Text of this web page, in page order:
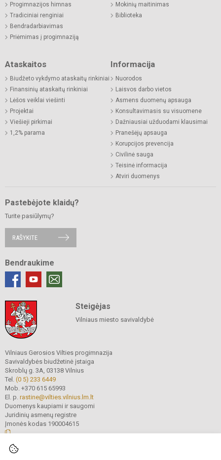
Progimnazijos himnas
Tradiciniai renginiai
Bendradarbiavimas
Priėmimas į progimnaziją
Mokinių maitinimas
Biblioteka
Ataskaitos
Biudžeto vykdymo ataskaitų rinkiniai
Finansinių ataskaitų rinkiniai
Lėšos veiklai viešinti
Projektai
Viešieji pirkimai
1,2% parama
Informacija
Nuorodos
Laisvos darbo vietos
Asmens duomenų apsauga
Konsultavimasis su visuomene
Dažniausiai užduodami klausimai
Pranešėjų apsauga
Korupcijos prevencija
Civilinė sauga
Teisinė informacija
Atviri duomenys
Pastebėjote klaidų?
Turite pasiūlymų?
RAŠYKITE
Bendraukime
Steigėjas
Vilniaus miesto savivaldybė
Vilniaus Gerosios Vilties progimnazija
Savivaldybės biudžetinė įstaiga
Skroblų g. 3A, 03138 Vilnius
Tel. (0 5) 233 6449
Mob. +370 615 65993
El. p. rastine@vilties.vilnius.lm.lt
Duomenys kaupiami ir saugomi
Juridinių asmenų registre
Įmonės kodas 190004615